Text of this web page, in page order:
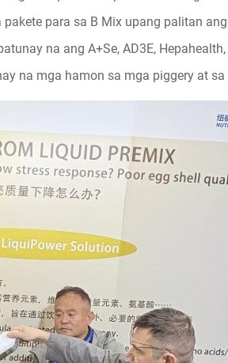
para sa B Mix upang palitan
na ang A+Se, AD3E, Hepahealth,
na mga hamon sa mga piggery at sa